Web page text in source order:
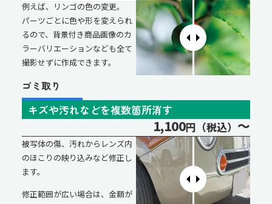
例えば、リンゴの色の変更。
パーツごとに色や形を変えられ
るので、背景付き商品画像のカ
ラーバリエーションなども全て
撮影せずに作成できます。
ゴミ取り
キズや汚れなどを複数箇所消す
1,100円（税込） ～
被写体の傷、汚れからレンズ内
のほこりの映り込みなど修正し
ます。
修正範囲が広い場合は、金額が